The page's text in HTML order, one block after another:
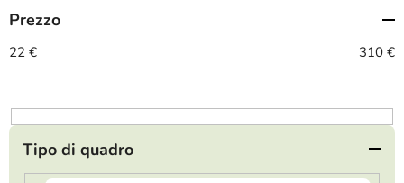
m
e
n
o
d
Prezzo
22 € 310 €
Tipo di quadro